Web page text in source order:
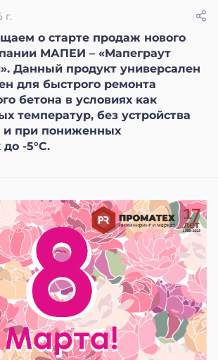
г.
о старте продаж нового
МАПЕИ – «Мапеграут
Данный продукт универсален
для быстрого ремонта
бетона в условиях как
температур, без устройства
и при пониженных
-5°С.